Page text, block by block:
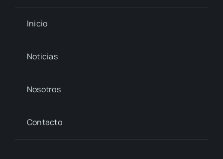
Inicio
Noticias
Nosotros
Contacto